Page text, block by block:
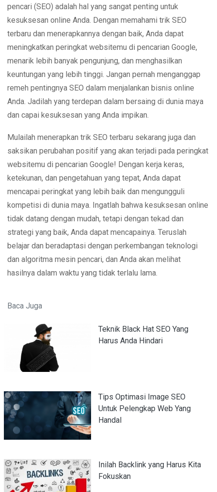
pencari (SEO) adalah hal yang sangat penting untuk
kesuksesan online Anda. Dengan memahami trik SEO
terbaru dan menerapkannya dengan baik, Anda dapat
meningkatkan peringkat websitemu di pencarian Google,
menarik lebih banyak pengunjung, dan menghasilkan
keuntungan yang lebih tinggi. Jangan pernah menganggap
remeh pentingnya SEO dalam menjalankan bisnis online
Anda. Jadilah yang terdepan dalam bersaing di dunia maya
dan capai kesuksesan yang Anda impikan.
Mulailah menerapkan trik SEO terbaru sekarang juga dan
saksikan perubahan positif yang akan terjadi pada peringkat
websitemu di pencarian Google! Dengan kerja keras,
ketekunan, dan pengetahuan yang tepat, Anda dapat
mencapai peringkat yang lebih baik dan mengungguli
kompetisi di dunia maya. Ingatlah bahwa kesuksesan online
tidak datang dengan mudah, tetapi dengan tekad dan
strategi yang baik, Anda dapat mencapainya. Teruslah
belajar dan beradaptasi dengan perkembangan teknologi
dan algoritma mesin pencari, dan Anda akan melihat
hasilnya dalam waktu yang tidak terlalu lama.
Baca Juga
Teknik Black Hat SEO Yang
Harus Anda Hindari
Tips Optimasi Image SEO
Untuk Pelengkap Web Yang
Handal
Inilah Backlink yang Harus Kita
Fokuskan